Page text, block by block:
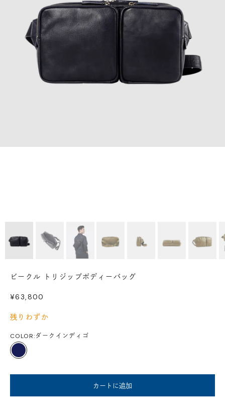
ビークル トリジップボディーバッグ
セール価格
¥63,800
残りわずか
COLOR:ダークインディゴ
ダークインディゴ
カートに追加